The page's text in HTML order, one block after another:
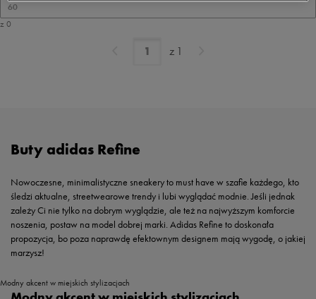
60
z 0
z 1
Buty adidas Refine
Nowoczesne, minimalistyczne sneakery to must have w szafie każdego, kto
śledzi aktualne, streetwearowe trendy i lubi wyglądać modnie. Jeśli jednak
zależy Ci nie tylko na dobrym wyglądzie, ale też na najwyższym komforcie
noszenia, postaw na model dobrej marki. Adidas Refine to doskonała
propozycja, bo poza naprawdę efektownym designem mają wygodę, o jakiej
marzysz!
Modny akcent w miejskich stylizacjach